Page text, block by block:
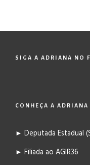
SIGA A ADRIANA NO
CONHEÇA A ADRIANA
► Deputada Estadual
► Filiada ao AGIR36